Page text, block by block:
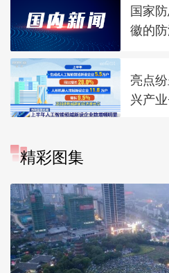
国家
徽的
亮点
兴产
精彩图集